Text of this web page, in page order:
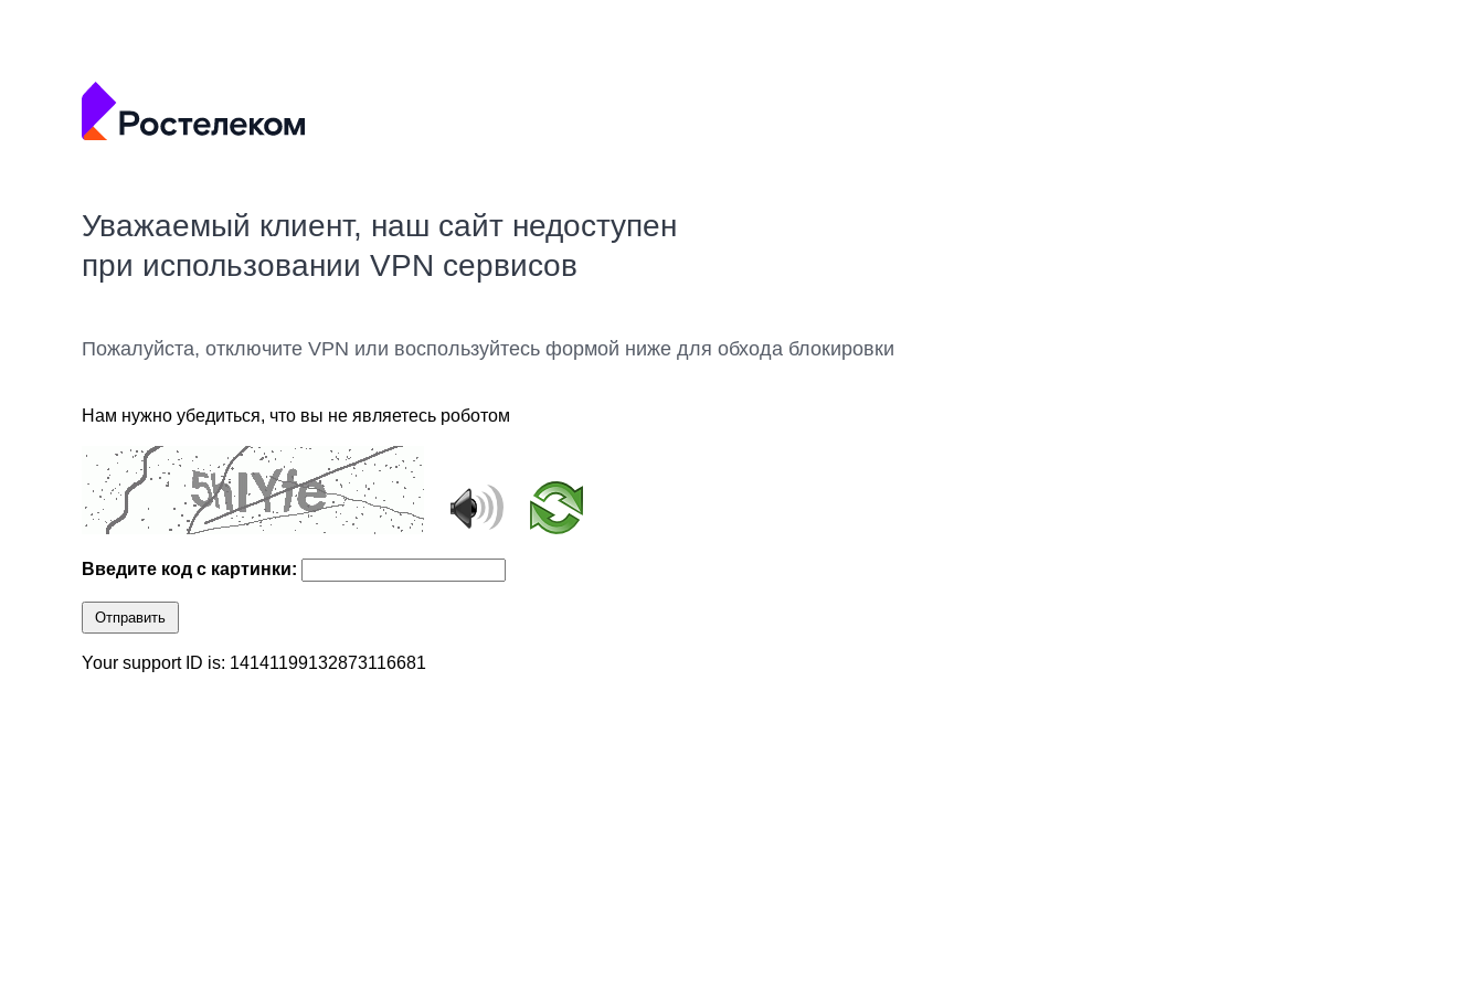
Уважаемый клиент, наш сайт недоступен
при использовании VPN сервисов
Пожалуйста, отключите VPN или воспользуйтесь формой ниже для обхода блокировки
Нам нужно убедиться, что вы не являетесь роботом
Введите код с картинки:
Отправить
Your support ID is: 14141199132873116681